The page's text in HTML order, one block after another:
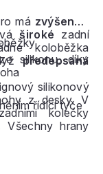
má zvýšenou
široké zadní
koloběžka
předepsaná
silikonový
z desky. V
kolečky
Všechny hrany
silikonu, díky
řídící tyče